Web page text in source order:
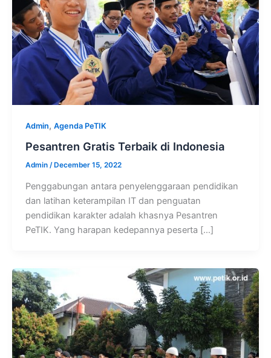
Admin, Agenda PeTIK
Pesantren Gratis Terbaik di Indonesia
Admin / December 15, 2022
Penggabungan antara penyelenggaraan pendidikan
dan latihan keterampilan IT dan penguatan
pendidikan karakter adalah khasnya Pesantren
PeTIK. Yang harapan kedepannya peserta […]